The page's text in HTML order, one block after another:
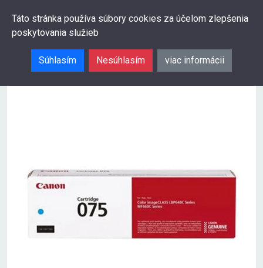
Táto stránka používa súbory cookies za účelom zlepšenia
poskytovania služieb
Súhlasím Nesúhlasím viac informácii